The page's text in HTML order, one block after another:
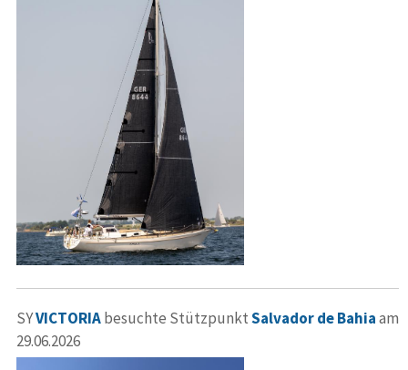
SYVICTORIAbesuchte StützpunktSalvador de Bahiaam
29.06.2026